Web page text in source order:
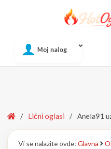
Moj nalog
Home
/ Lični oglasi / Anela91
Vi se nalazite ovde: Glavna